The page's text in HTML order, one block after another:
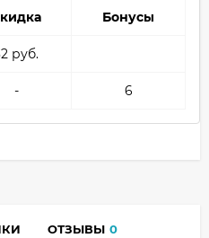
Бонусы
руб.
- 6
ОТЗЫВЫ 0